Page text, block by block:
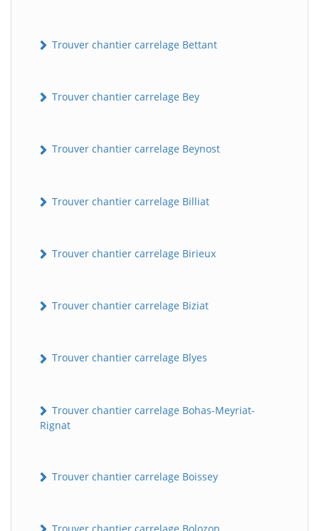
Trouver chantier carrelage Bettant
Trouver chantier carrelage Bey
Trouver chantier carrelage Beynost
Trouver chantier carrelage Billiat
Trouver chantier carrelage Birieux
Trouver chantier carrelage Biziat
Trouver chantier carrelage Blyes
Trouver chantier carrelage Bohas-Meyriat-
Rignat
Trouver chantier carrelage Boissey